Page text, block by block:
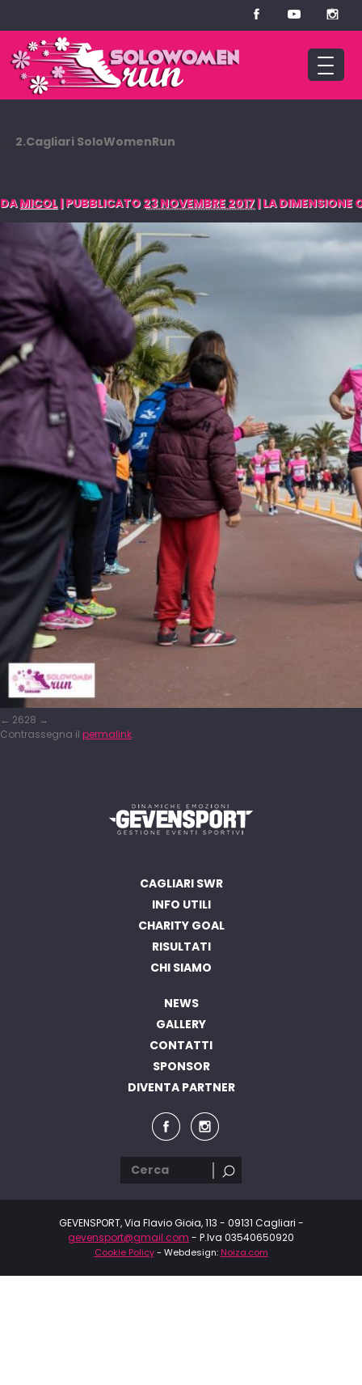
2.Cagliari SoloWomenRun
DA MICOL | PUBBLICATO 23 NOVEMBRE 2017 |LA DIMENSIONE
2628
Contrassegna il permalink.
CAGLIARI SWR
INFO UTILI
CHARITY GOAL
RISULTATI
CHI SIAMO
NEWS
GALLERY
CONTATTI
SPONSOR
DIVENTA PARTNER
GEVENSPORT, Via Flavio Gioia, 113 - 09131 Cagliari -
gevensport@gmail.com - P.Iva 03540650920
Cookie Policy- Webdesign: Noiza.com